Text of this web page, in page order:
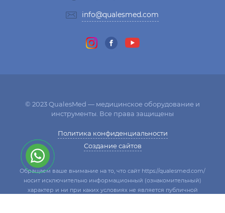
info@qualesmed.com
© 2023 QualesMed — медицинское оборудование и
инструменты. Все права защищены
Политика конфиденциальности
Создание сайтов
Обращаем ваше внимание на то, что сайт https://qualesmed.com/
носит исключительно информационный (ознакомительный)
характер и ни при каких условиях не является публичной